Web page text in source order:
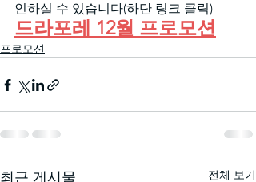
인하실 수 있습니다(하단 링크 클릭)
드라포레 12월 프로모션
프로모션
최근 게시물 전체 보기